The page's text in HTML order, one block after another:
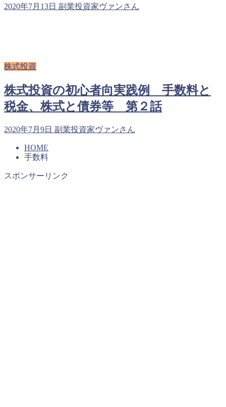
2020年7月13日 副業投資家ヴァンさん
株式投資
株式投資の初心者向実践例 手数料と
税金、株式と債券等 第２話
2020年7月9日 副業投資家ヴァンさん
HOME
手数料
スポンサーリンク